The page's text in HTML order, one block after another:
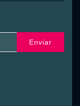
Enviar